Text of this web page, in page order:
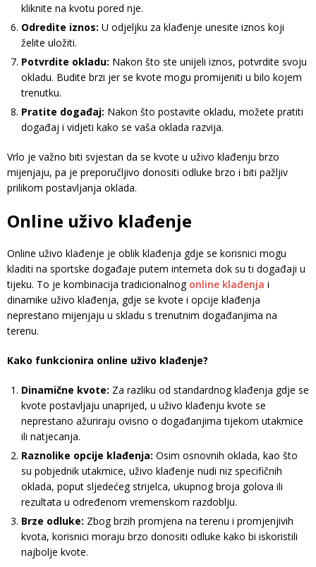
kliknite na kvotu pored nje.
Odredite iznos: U odjeljku za klađenje unesite iznos koji
želite uložiti.
Potvrdite okladu: Nakon što ste unijeli iznos, potvrdite svoju
okladu. Budite brzi jer se kvote mogu promijeniti u bilo kojem
trenutku.
Pratite događaj: Nakon što postavite okladu, možete pratiti
događaj i vidjeti kako se vaša oklada razvija.
Vrlo je važno biti svjestan da se kvote u uživo klađenju brzo
mijenjaju, pa je preporučljivo donositi odluke brzo i biti pažljiv
prilikom postavljanja oklada.
Online uživo klađenje
Online uživo klađenje je oblik klađenja gdje se korisnici mogu
kladiti na sportske događaje putem interneta dok su ti događaji u
tijeku. To je kombinacija tradicionalnog online klađenja i
dinamike uživo klađenja, gdje se kvote i opcije klađenja
neprestano mijenjaju u skladu s trenutnim događanjima na
terenu.
Kako funkcionira online uživo klađenje?
Dinamične kvote: Za razliku od standardnog klađenja gdje se
kvote postavljaju unaprijed, u uživo klađenju kvote se
neprestano ažuriraju ovisno o događanjima tijekom utakmice
ili natjecanja.
Raznolike opcije klađenja: Osim osnovnih oklada, kao što
su pobjednik utakmice, uživo klađenje nudi niz specifičnih
oklada, poput sljedećeg strijelca, ukupnog broja golova ili
rezultata u određenom vremenskom razdoblju.
Brze odluke: Zbog brzih promjena na terenu i promjenjivih
kvota, korisnici moraju brzo donositi odluke kako bi iskoristili
najbolje kvote.